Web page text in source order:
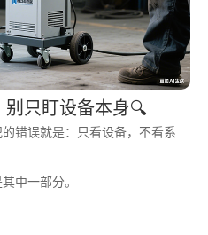
只盯设备本身🔍
错误就是：只看设备，不看系
中一部分。